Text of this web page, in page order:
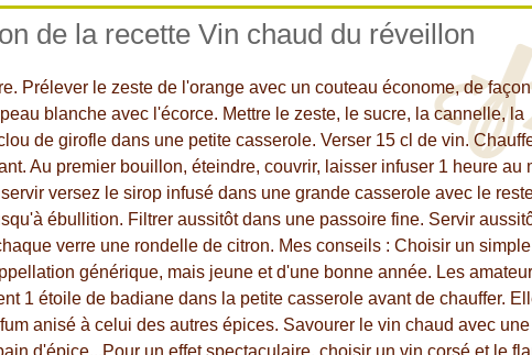
de la recette Vin chaud du réveillon
Prélever le zeste de l'orange avec un couteau économe, de
blanche avec l'écorce. Mettre le zeste, le sucre, la cannelle, la
de girofle dans une petite casserole. Verser 15 cl de vin.
Au premier bouillon, éteindre, couvrir, laisser infuser 1 heure au
versez le sirop infusé dans une grande casserole avec le
ébullition. Filtrer aussitôt dans une passoire fine. Servir
verre une rondelle de citron. Mes conseils : Choisir un simple
générique, mais jeune et d'une bonne année. Les
1 étoile de badiane dans la petite casserole avant de chauffer.
anisé à celui des autres épices. Savourer le vin chaud avec une